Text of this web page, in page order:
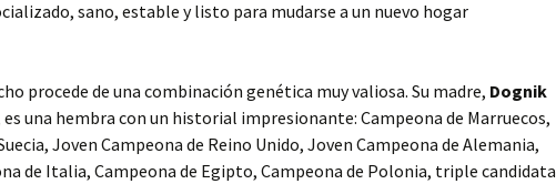
sano, estable y listo para mudarse a un nuevo hogar
procede de una combinación genética muy valiosa. Su madre, Dognik
es una hembra con un historial impresionante: Campeona de Marruecos,
Joven Campeona de Reino Unido, Joven Campeona de Alemania,
de Italia, Campeona de Egipto, Campeona de Polonia, triple candidata